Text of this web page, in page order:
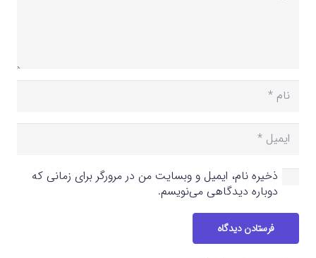
ذخیره نام، ایمیل و وبسایت من در مرورگر برای زمانی که
دوباره دیدگاهی می‌نویسم.
فرستادن دیدگاه